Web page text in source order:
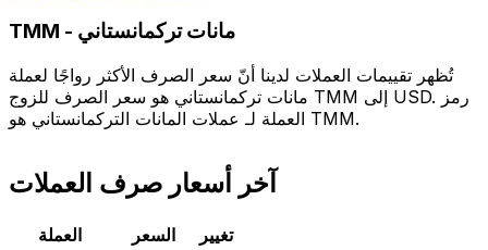
TMM - مانات تركمانستاني
تُظهر تقييمات العملات لدينا أنّ سعر الصرف الأكثر رواجًا لعملة
مانات تركمانستاني هو سعر الصرف للزوج TMM إلى USD. رمز
العملة لـ عملات المانات التركمانستاني هو TMM.
آخر أسعار صرف العملات
العملة السعر
تغيير